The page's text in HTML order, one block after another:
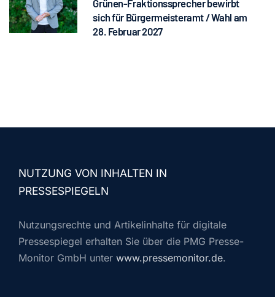
Grünen-Fraktionssprecher bewirbt
sich für Bürgermeisteramt / Wahl am
28. Februar 2027
NUTZUNG VON INHALTEN IN
PRESSESPIEGELN
Nutzungsrechte und Artikelinhalte für digitale
Pressespiegel erhalten Sie über die PMG Presse-
Monitor GmbH unter www.pressemonitor.de.